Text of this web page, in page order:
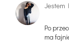
Jestem
Po
ma